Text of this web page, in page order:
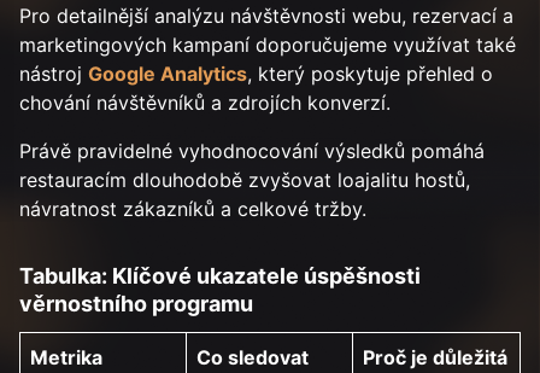
Pro detailnější analýzu návštěvnosti webu, rezervací a
marketingových kampaní doporučujeme využívat také
nástroj Google Analytics, který poskytuje přehled o
chování návštěvníků a zdrojích konverzí.
Právě pravidelné vyhodnocování výsledků pomáhá
restauracím dlouhodobě zvyšovat loajalitu hostů,
návratnost zákazníků a celkové tržby.
Tabulka: Klíčové ukazatele úspěšnosti
věrnostního programu
Metrika Co sledovat Proč je důležitá